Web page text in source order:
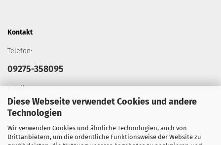
Diese Webseite verwendet Cookies und andere
Technologien
Wir verwenden Cookies und ähnliche Technologien, auch von
Drittanbietern, um die ordentliche Funktionsweise der Website zu
Kontakt
Telefon:
09275-358095
Email:
info@tacticalgears.de
Social Media